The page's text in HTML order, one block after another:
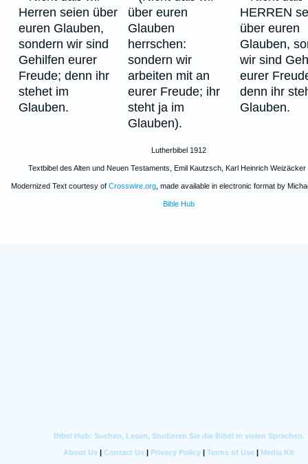
Herren seien über
euren Glauben,
sondern wir sind
Gehilfen eurer
Freude; denn ihr
stehet im
Glauben.
über euren
Glauben
herrschen:
sondern wir
arbeiten mit an
eurer Freude; ihr
steht ja im
Glauben).
HERREN
über euren
Glauben,
wir sind
eurer
denn ihr
Glauben.
Lutherbibel 1912
Textbibel des Alten und Neuen Testaments, Emil Kautzsch, Karl Heinrich Weizäcker
Modernized Text courtesy of Crosswire.org, made available in electronic format by
Bible Hub